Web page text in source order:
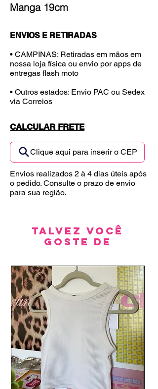
Manga 19cm
ENVIOS E RETIRADAS
• CAMPINAS: Retiradas em mãos em
nossa loja física ou envio por apps de
entregas flash moto
• Outros estados: Envio PAC ou Sedex
via Correios
CALCULAR FRETE
Clique aqui para inserir o CEP
Envios realizados 2 à 4 dias úteis após
o pedido. Consulte o prazo de envio
para sua região.
Talvez você
goste de